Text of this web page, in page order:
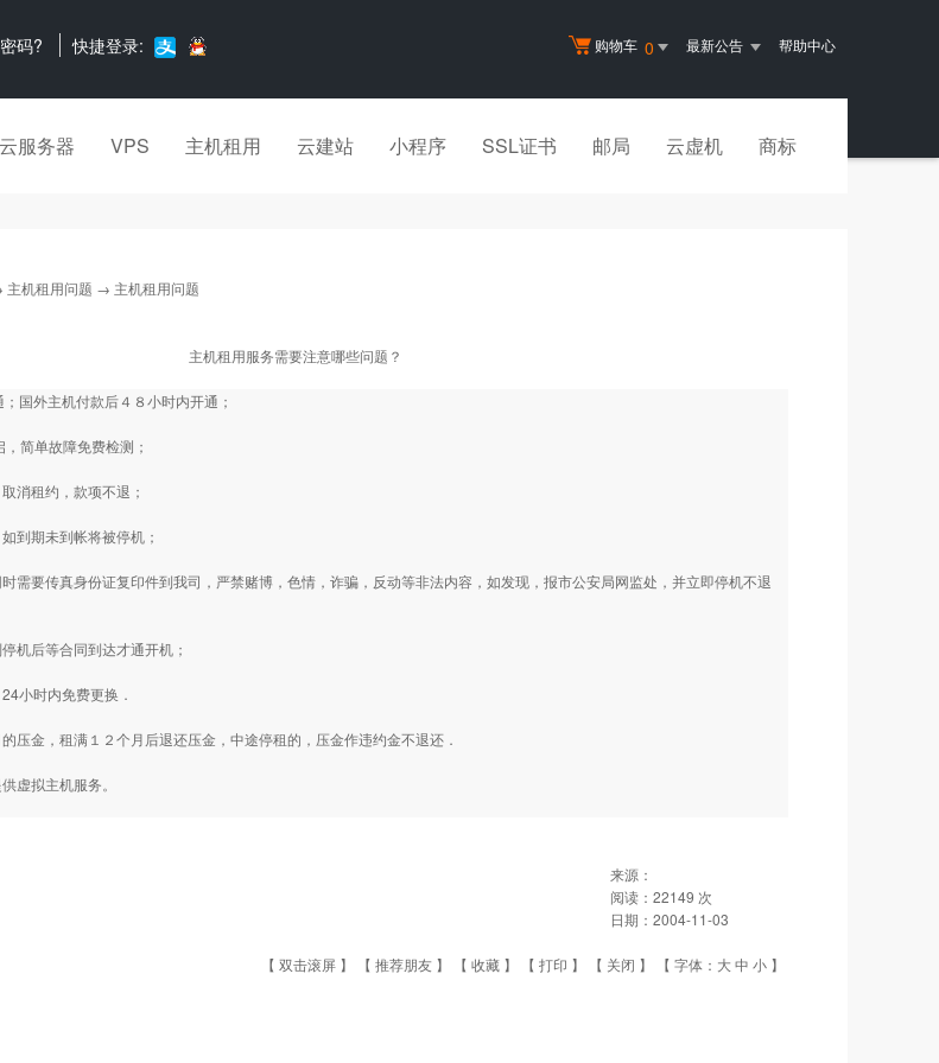
购物车 0 最新公告 帮助中心
码? 快捷登录:
云服务器 VPS 主机租用 云建站 小程序 SSL证书 邮局 云虚机 商标
主机租用问题 → 主机租用问题
主机租用服务需要注意哪些问题？
国外主机付款后４８小时内开通；
简单故障免费检测；
消租约，款项不退；
到期未到帐将被停机；
需要传真身份证复印件到我司，严禁赌博，色情，诈骗，反动等非法内容，如发现，报市公安局网监处，并立即停机不退
机后等合同到达才通开机；
小时内免费更换．
压金，租满１２个月后退还压金，中途停租的，压金作违约金不退还．
虚拟主机服务。
来源：
阅读： 22149 次
日期： 2004-11-03
【 双击滚屏 】 【 推荐朋友 】 【 收藏 】 【 打印 】 【 关闭 】 【 字体： 大中 小 】